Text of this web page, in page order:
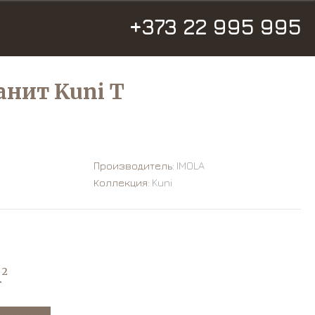
+373 22 995 995
Kuni T
2
Производитель: IMOLA
Коллекция: Kuni